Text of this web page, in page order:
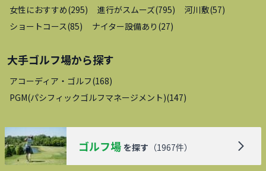
女性におすすめ(295) 進行がスムーズ(795) 河川敷(57)
ショートコース(85) ナイター設備あり (27)
大手ゴルフ場から探す
アコーディア・ゴルフ(168)
PGM(パシフィックゴルフマネージメント)(147)
ゴルフ場 を探す （1967件）